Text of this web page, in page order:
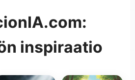
inspiraatio